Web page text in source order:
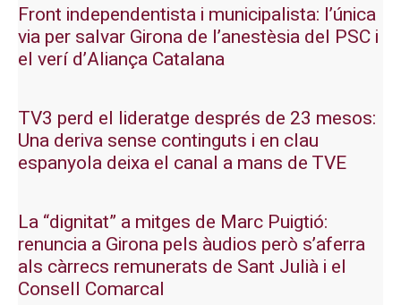
Front independentista i municipalista: l’única
via per salvar Girona de l’anestèsia del PSC i
el verí d’Aliança Catalana
TV3 perd el lideratge després de 23 mesos:
Una deriva sense continguts i en clau
espanyola deixa el canal a mans de TVE
La “dignitat” a mitges de Marc Puigtió:
renuncia a Girona pels àudios però s’aferra
als càrrecs remunerats de Sant Julià i el
Consell Comarcal